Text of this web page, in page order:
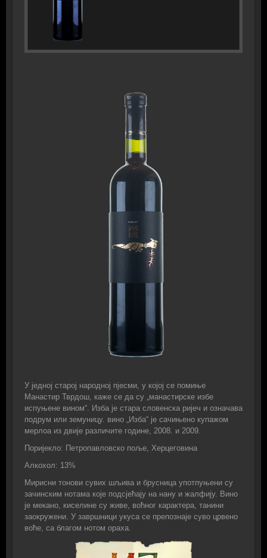
У једној старој народној пјесми, у којој се помиње
Манастир Тврдош, каже се да су „манастирске избе
испуњене вином“. Изба је стара словенска ријеч и означава
подрум или земуницу. вино „Изба“ је сачињено купажом
мерлоа из двије различите године, 2008. и 2009.
Поријекло: Петропавловско поље, Херцеговина
Алкохол: 13%
Мирисни тонови сувих шљива и брусница употпуњени су
зачинским нотама које подсјећају на нану и жалфију. Вино
је мекано, киселине су живе, воћног карактера, танини
заокружени. У завршници укуса се препознаје суво црвено
воће, са благом нотом ораха.